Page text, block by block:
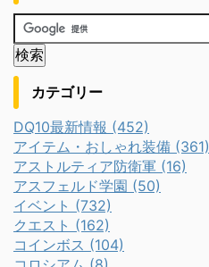
カテゴリー
DQ10最新情報 (452)
アイテム・おしゃれ装備 (361)
アストルティア防衛軍 (16)
アスフェルド学園 (50)
イベント (732)
クエスト (162)
コインボス (104)